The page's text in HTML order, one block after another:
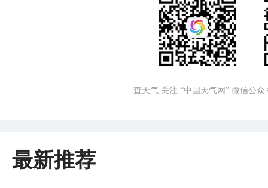
查天气 关注 “中国天气网” 微信公众
最新推荐